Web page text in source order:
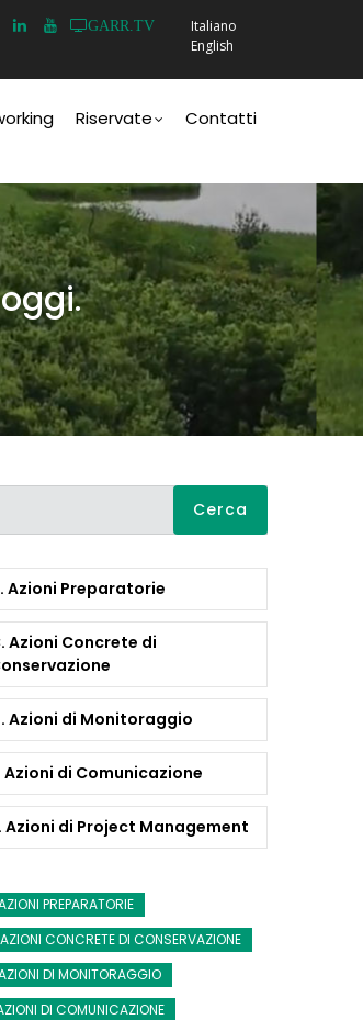
GARR.TV
Italiano
English
Riservate Contatti
Azioni Preparatorie
Azioni Concrete di
Azioni di Monitoraggio
Azioni di Comunicazione
Azioni di Project Management
PREPARATORIE
CONCRETE DI CONSERVAZIONE
DI MONITORAGGIO
DI COMUNICAZIONE